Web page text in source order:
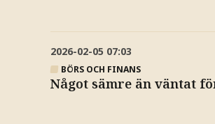
2026-02-05 07:03
BÖRS OCH FINANS
Något sämre än väntat